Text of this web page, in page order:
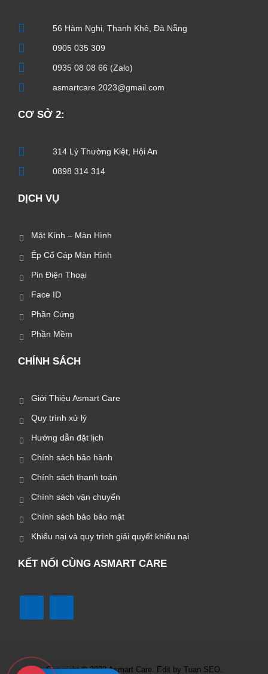
56 Hàm Nghi, Thanh Khê, Đà Nẵng
0905 035 309
0935 08 08 66 (Zalo)
asmartcare.2023@gmail.com
CƠ SỞ 2:
314 Lý Thường Kiệt, Hội An
0898 314 314
DỊCH VỤ
Mặt Kính – Màn Hình
Ép Cổ Cáp Màn Hình
Pin Điện Thoại
Face ID
Phần Cứng
Phần Mềm
CHÍNH SÁCH
Giới Thiệu Asmart Care
Quy trình xử lý
Hướng dẫn đặt lịch
Chính sách bảo hành
Chính sách thanh toán
Chính sách vận chuyển
Chính sách bảo bảo mật
Khiếu nại và quy trình giải quyết khiếu nại
KẾT NỐI CÙNG ASMART CARE
Copyright © 2023 Asmart Care. Edit by Tuan SEO.